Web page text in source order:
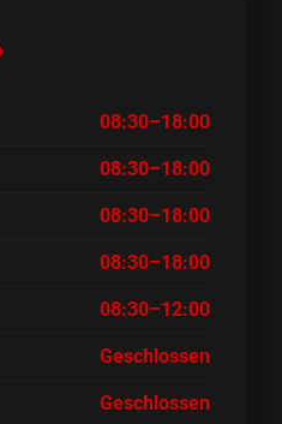
08:30–18:00
08:30–18:00
08:30–18:00
08:30–18:00
08:30–12:00
Geschlossen
Geschlossen